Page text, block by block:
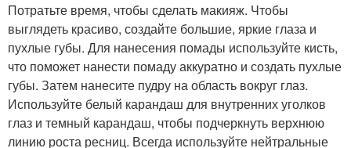
Потратьте время, чтобы сделать макияж. Чтобы
выглядеть красиво, создайте большие, яркие глаза и
пухлые губы. Для нанесения помады используйте кисть,
что поможет нанести помаду аккуратно и создать пухлые
губы. Затем нанесите пудру на область вокруг глаз.
Используйте белый карандаш для внутренних уголков
глаз и темный карандаш, чтобы подчеркнуть верхнюю
линию роста ресниц. Всегда используйте нейтральные